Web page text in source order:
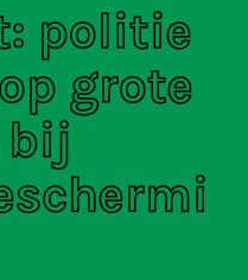
politie
grote
bij